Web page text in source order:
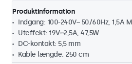
Produktinformation
Indgang: 100-240V~ 50/60Hz, 1,5A
Uteffekt: 19V⎓2,5A, 47,5W
DC-kontakt: 5,5 mm
Kable længde: 250 cm